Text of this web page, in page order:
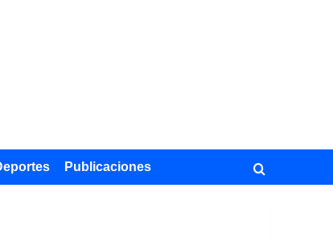
Publicaciones